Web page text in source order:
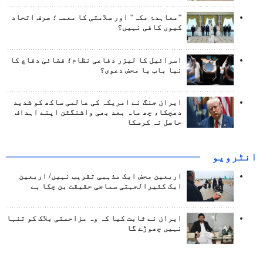
"معاہدۂ مکہ" اور سلامتی کا معمہ؛ صرف اتحاد
کیوں کافی نہیں؟
اسرائیل کا لیزر دفاعی نظام؛ فضائی دفاع کا
نیا باب یا محض دعوی؟
ایران جنگ نے امریکہ کی عالمی ساکھ کو شدید
دھچکا، چھ ماہ بعد بھی واشنگٹن اپنے اہداف
حاصل نہ کرسکا
انٹرويو
اربعین محض ایک مذہبی تقریب نہیں/ اربعین
ایک کثیرالجہتی سماجی حقیقت بن چکا ہے
ایران نے ثابت کیا کہ وہ مزاحمتی بلاک کو تنہا
نہیں چھوڑے گا